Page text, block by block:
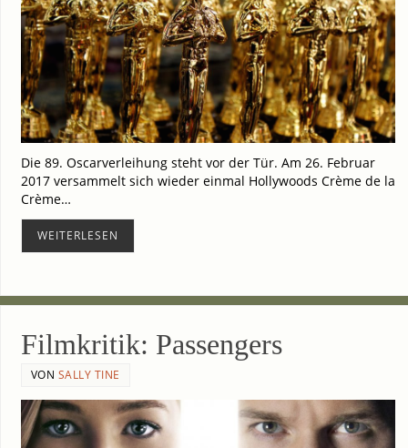
Die 89. Oscar­ver­lei­hung steht vor der Tür. Am 26. Febru­ar
2017 ver­sam­melt sich wie­der ein­mal Hol­ly­woods Crè­me de la
Crè­me…
WEI­TER­LE­SEN
Film­kri­tik: Passengers
VON SALLY TINE